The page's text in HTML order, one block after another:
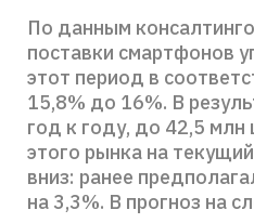
По данным
поставки смартфонов
этот период в
15,8% до 16%. В
год к году, до 42,5 млн
этого рынка на
вниз: ранее
на 3,3%. В прогноз на